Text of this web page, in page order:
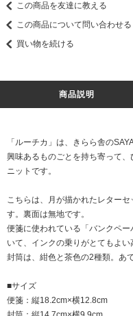
この商品を友達に教える
この商品について問い合わせる
買い物を続ける
商品説明
「ルーチカ」は、きらら舎の
興味あるものごとを持ち寄って
ニットです。
こちらは、月が描かれたレター
す。裏面は無地です。
便箋に使われている「バンクペ
いて、インクの乗りがとてもよい
封筒は、紺色と茶色の2種類。あ
■サイズ
便箋：縦18.2cm×横12.8cm